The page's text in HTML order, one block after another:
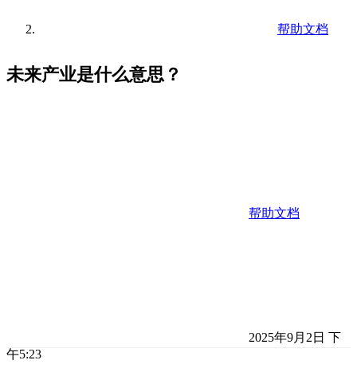
帮助文档
未来产业是什么意思？
帮助文档
2025年9月2日 下
午5:23